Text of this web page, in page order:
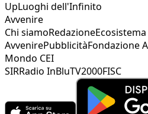
UpLuoghi dell'Infinito
Avvenire
Chi siamoRedazioneEcosistema
AvvenirePubblicitàFondazione
Mondo CEI
SIRRadio InBluTV2000FISC